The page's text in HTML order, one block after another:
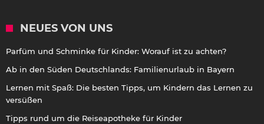
NEUES VON UNS
Parfüm und Schminke für Kinder: Worauf ist zu achten?
Ab in den Süden Deutschlands: Familienurlaub in Bayern
Lernen mit Spaß: Die besten Tipps, um Kindern das Lernen zu
versüßen
Tipps rund um die Reiseapotheke für Kinder